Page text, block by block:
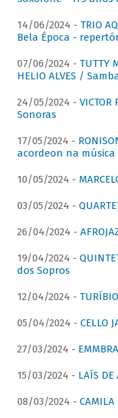
14/06/2024 - TRIO
Bela Época -
07/06/2024 - TUTTY
HELIO ALVES /
24/05/2024 -
Sonoras
17/05/2024 -
acordeon na música
10/05/2024 -
03/05/2024 -
26/04/2024 -
19/04/2024 -
dos Sopros
12/04/2024 -
05/04/2024 - CELLO
27/03/2024 -
15/03/2024 - LAÍS
08/03/2024 -